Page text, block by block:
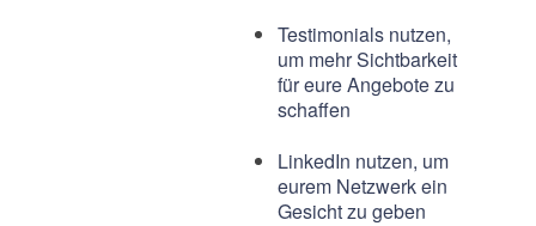
Testimonials nutzen,
um mehr Sichtbarkeit
für eure Angebote zu
schaffen
LinkedIn nutzen, um
eurem Netzwerk ein
Gesicht zu geben